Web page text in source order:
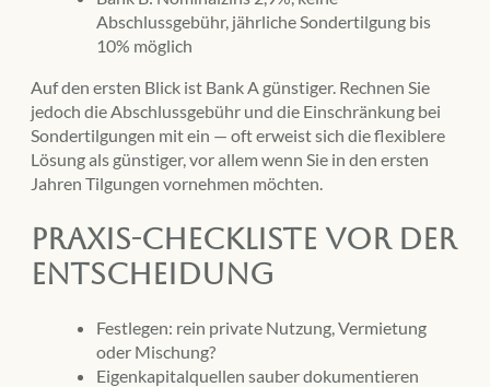
Abschlussgebühr, jährliche Sondertilgung bis
10% möglich
Auf den ersten Blick ist Bank A günstiger. Rechnen Sie
jedoch die Abschlussgebühr und die Einschränkung bei
Sondertilgungen mit ein — oft erweist sich die flexiblere
Lösung als günstiger, vor allem wenn Sie in den ersten
Jahren Tilgungen vornehmen möchten.
Praxis-Checkliste vor der
Entscheidung
Festlegen: rein private Nutzung, Vermietung
oder Mischung?
Eigenkapitalquellen sauber dokumentieren